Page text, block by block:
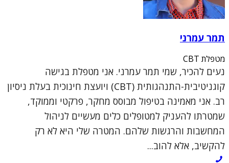
תמר עמרני
מטפלת CBT
נעים להכיר, שמי תמר עמרני. אני מטפלת בגישה
קוגניטיבית-התנהגותית (CBT) ויועצת חינוכית בעלת ניסיון
רב. אני מאמינה בטיפול מבוסס מחקר, פרקטי וממוקד,
שמטרתו להעניק למטופלים כלים מעשיים לניהול
המחשבות והרגשות שלהם. המטרה שלי היא לא רק
להקשיב, אלא להוב...